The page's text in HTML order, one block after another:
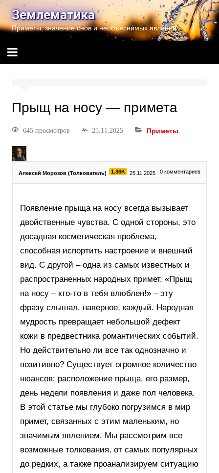
Землематика
Приметы, значение снов и необъяснимых явлений
Прыщ на носу — примета
645 просмотров 25.11.2025 Приметы
Алексей Морозов (Толкователь) 1.36K 25.11.2025 0 комментариев
Появление прыща на носу всегда вызывает
двойственные чувства. С одной стороны, это
досадная косметическая проблема,
способная испортить настроение и внешний
вид. С другой – одна из самых известных и
распространенных народных примет. «Прыщ
на носу – кто-то в тебя влюблен!» – эту
фразу слышал, наверное, каждый. Народная
мудрость превращает небольшой дефект
кожи в предвестника романтических событий.
Но действительно ли все так однозначно и
позитивно? Существует огромное количество
нюансов: расположение прыща, его размер,
день недели появления и даже пол человека.
В этой статье мы глубоко погрузимся в мир
примет, связанных с этим маленьким, но
значимым явлением. Мы рассмотрим все
возможные толкования, от самых популярных
до редких, а также проанализируем ситуацию